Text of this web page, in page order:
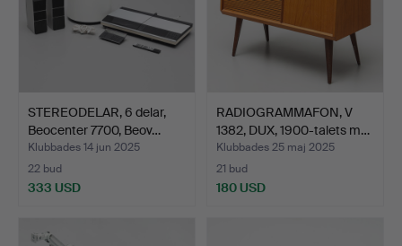
STEREODELAR, 6 delar,
Beocenter 7700, Beov…
Klubbades 14 jun 2025
22 bud
333 USD
RADIOGRAMMAFON, V
1382, DUX, 1900-talets m…
Klubbades 25 maj 2025
21 bud
180 USD